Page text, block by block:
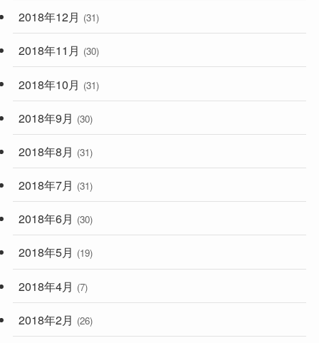
2018年12月 (31)
2018年11月 (30)
2018年10月 (31)
2018年9月 (30)
2018年8月 (31)
2018年7月 (31)
2018年6月 (30)
2018年5月 (19)
2018年4月 (7)
2018年2月 (26)